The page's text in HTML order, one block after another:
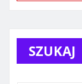
SZUKAJ